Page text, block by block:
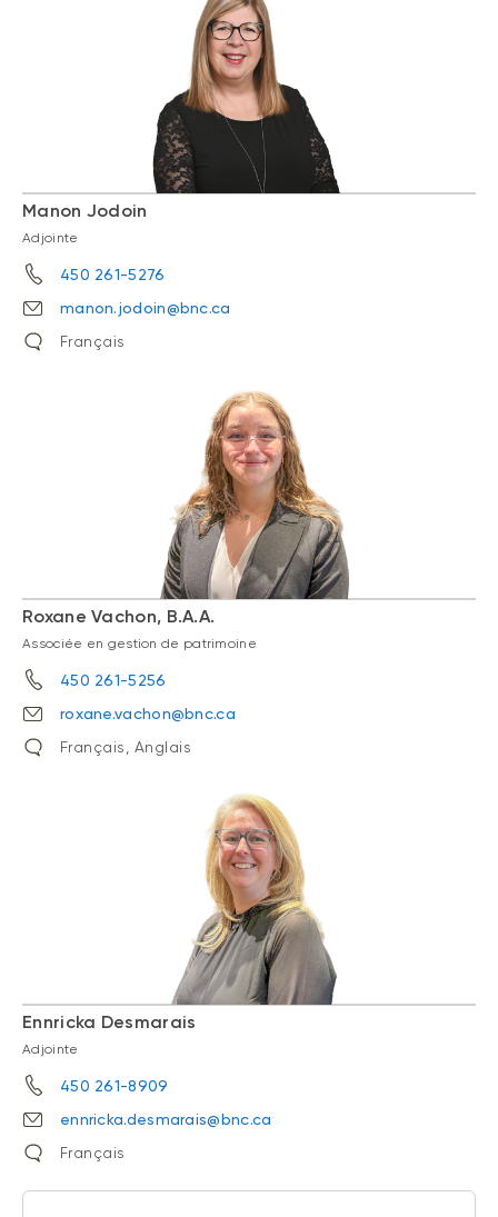
Manon Jodoin
Adjointe
450 261-5276
manon.jodoin@bnc.ca
Français
Roxane Vachon, B.A.A.
Associée en gestion de patrimoine
450 261-5256
roxane.vachon@bnc.ca
Français, Anglais
Ennricka Desmarais
Adjointe
450 261-8909
ennricka.desmarais@bnc.ca
Français